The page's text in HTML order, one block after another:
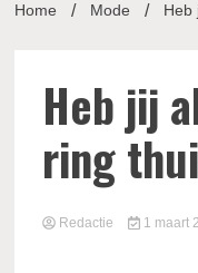
Home Mode Heb
Heb jij
ring
Redactie 1 maart